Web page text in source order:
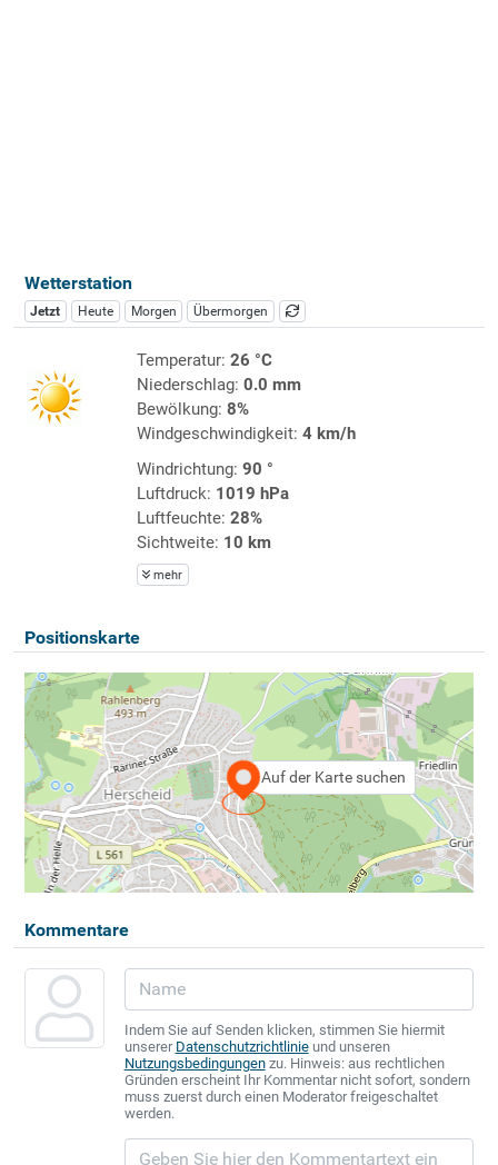
Wetterstation
Jetzt Heute Morgen Übermorgen
Temperatur: 26 °C
Niederschlag: 0.0 mm
Bewölkung: 8%
Windgeschwindigkeit: 4 km/h
Windrichtung: 90 °
Luftdruck: 1019 hPa
Luftfeuchte: 28%
Sichtweite: 10 km
mehr
Positionskarte
Auf der Karte suchen
Kommentare
Indem Sie auf Senden klicken, stimmen Sie hiermit
unserer Datenschutzrichtlinieund unseren
Nutzungsbedingungenzu. Hinweis: aus rechtlichen
Gründen erscheint Ihr Kommentar nicht sofort, sondern
muss zuerst durch einen Moderator freigeschaltet
werden.